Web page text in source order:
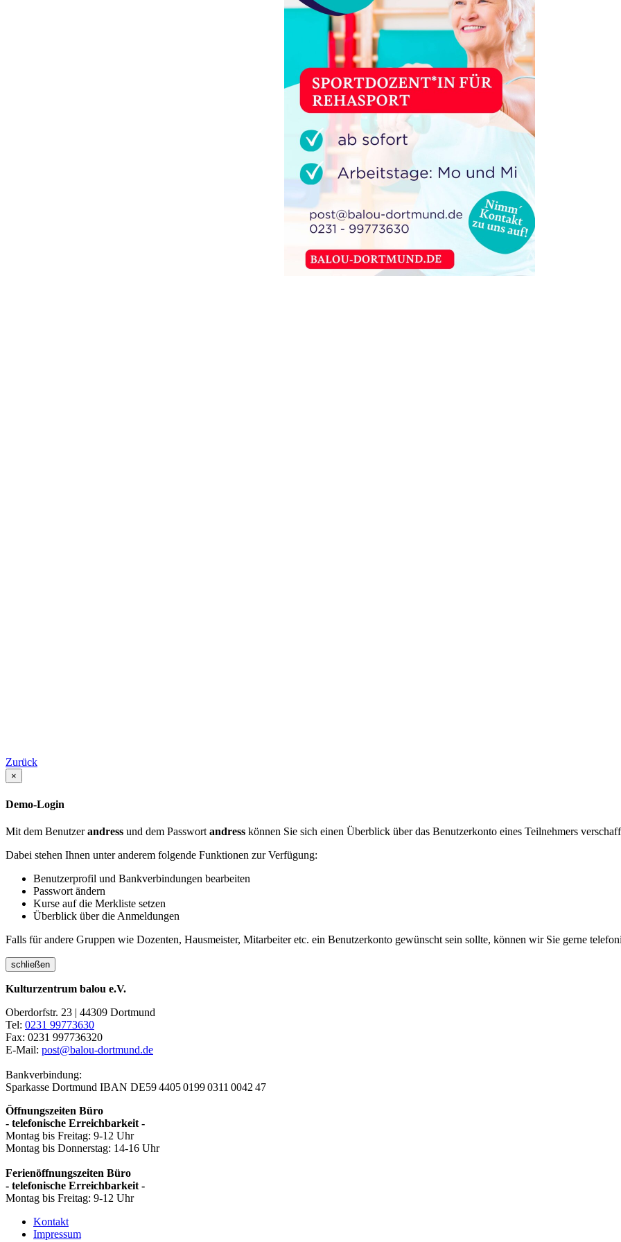
Zurück
×
Demo-Login
Mit dem Benutzerandress und dem Passwort andress können Sie sich einen Überblick über das Benutzerkonto eines Teilnehmers
Dabei stehen Ihnen unter anderem folgende Funktionen zur Verfügung:
Benutzerprofil und Bankverbindungen bearbeiten
Passwort ändern
Kurse auf die Merkliste setzen
Überblick über die Anmeldungen
Falls für andere Gruppen wie Dozenten, Hausmeister, Mitarbeiter etc. ein Benutzerkonto gewünscht sein sollte, können wir Sie gerne
schließen
Kulturzentrum balou e.V.
Oberdorfstr. 23 | 44309 Dortmund
Tel: 0231 99773630
Fax: 0231 997736320
E-Mail: post@balou-dortmund.de
Bankverbindung:
Sparkasse Dortmund IBAN DE59 4405 0199 0311 0042 47
Öffnungszeiten Büro
- telefonische Erreichbarkeit -
Montag bis Freitag: 9-12 Uhr
Montag bis Donnerstag: 14-16 Uhr
Ferienöffnungszeiten Büro
- telefonische Erreichbarkeit -
Montag bis Freitag: 9-12 Uhr
Kontakt
Impressum